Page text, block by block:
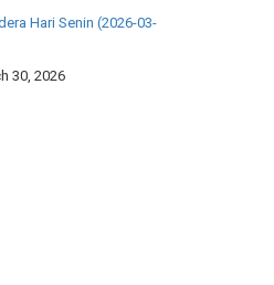
Hari Senin (2026-03-
30, 2026